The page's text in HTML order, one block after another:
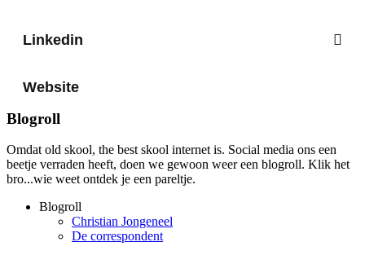
Linkedin
Website
Blogroll
Omdat old skool, the best skool internet is. Social media ons een
beetje verraden heeft, doen we gewoon weer een blogroll. Klik het
bro...wie weet ontdek je een pareltje.
Blogroll
Christian Jongeneel
De correspondent